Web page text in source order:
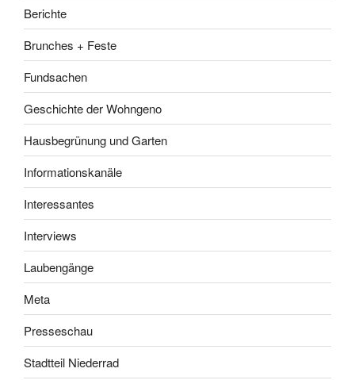
Berichte
Brunches + Feste
Fundsachen
Geschichte der Wohngeno
Hausbegrünung und Garten
Informationskanäle
Interessantes
Interviews
Laubengänge
Meta
Presseschau
Stadtteil Niederrad